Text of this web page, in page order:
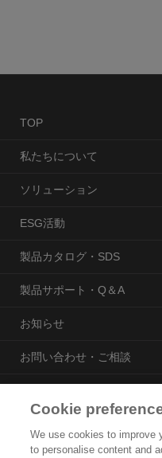
TOP
私たちについて
ソリューション
ESG活動
製品カタログ・SDS
製品サポート・Q＆A
お知らせ
お問い合わせ・ご相談
トップ
Cookie
We use cookies to improve
to personalise content and